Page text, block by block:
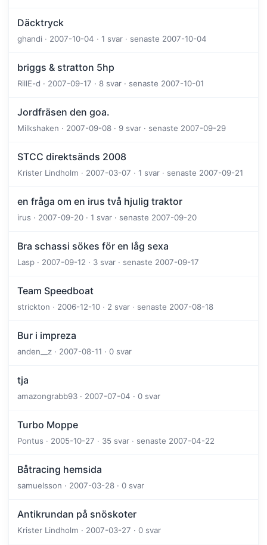
Däcktryck
ghandi · 2007-10-04 · 1 svar · senaste 2007-10-04
briggs & stratton 5hp
RillE-d · 2007-09-17 · 8 svar · senaste 2007-10-01
Jordfräsen den goa.
Milkshaken · 2007-09-08 · 9 svar · senaste 2007-09-29
STCC direktsänds 2008
Krister Lindholm · 2007-03-07 · 1 svar · senaste 2007-09-21
en fråga om en irus två hjulig traktor
irus · 2007-09-20 · 1 svar · senaste 2007-09-20
Bra schassi sökes för en låg sexa
Lasp · 2007-09-12 · 3 svar · senaste 2007-09-17
Team Speedboat
strickton · 2006-12-10 · 2 svar · senaste 2007-08-18
Bur i impreza
anden__z · 2007-08-11 · 0 svar
tja
amazongrabb93 · 2007-07-04 · 0 svar
Turbo Moppe
Pontus · 2005-10-27 · 35 svar · senaste 2007-04-22
Båtracing hemsida
samuelsson · 2007-03-28 · 0 svar
Antikrundan på snöskoter
Krister Lindholm · 2007-03-27 · 0 svar